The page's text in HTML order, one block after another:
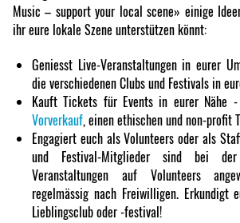
Music – support your local scene» einige
ihr eure lokale Szene unterstützen könnt:
Geniesst Live-Veranstaltungen in eurer
die verschiedenen Clubs und Festivals in
Kauft Tickets für Events in eurer Nähe
Vorverkauf, einen ethischen und non-profit
Engagiert euch als Volunteers oder als
und Festival-Mitglieder sind bei
Veranstaltungen auf Volunteers
regelmässig nach Freiwilligen. Erkundigt
Lieblingsclub oder -festival!